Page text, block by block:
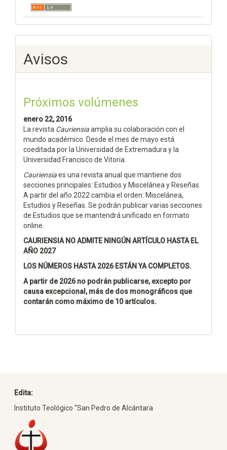
Avisos
Próximos volúmenes
enero 22, 2016
La revista Cauriensiaamplia su colaboración con el
mundo académico. Desde el mes de mayo está
coeditada por la Universidad de Extremadura y la
Universidad Francisco de Vitoria.
Cauriensiaes una revista anual que mantiene dos
secciones principales: Estudios y Miscelánea y Reseñas.
A partir del año 2022 cambia el orden: Miscelánea,
Estudios y Reseñas. Se podrán publicar varias secciones
de Estudios que se mantendrá unificado en formato
online.
CAURIENSIA NO ADMITE NINGÚN ARTÍCULO HASTA EL
AÑO 2027
LOS NÚMEROS HASTA 2026 ESTÁN YA COMPLETOS.
A partir de 2026 no podrán publicarse, excepto por
causa excepcional, más de dos monográficos que
contarán como máximo de 10 artículos.
Edita:
Instituto Teológico “San Pedro de Alcántara